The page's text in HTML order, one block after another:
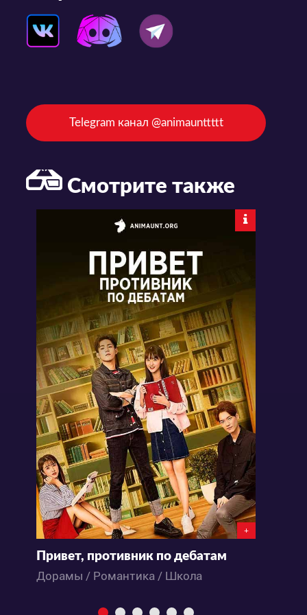
Telegram канал @animaunttttt
Смотрите также
+
Привет, противник по дебатам
Дорамы / Романтика / Школа